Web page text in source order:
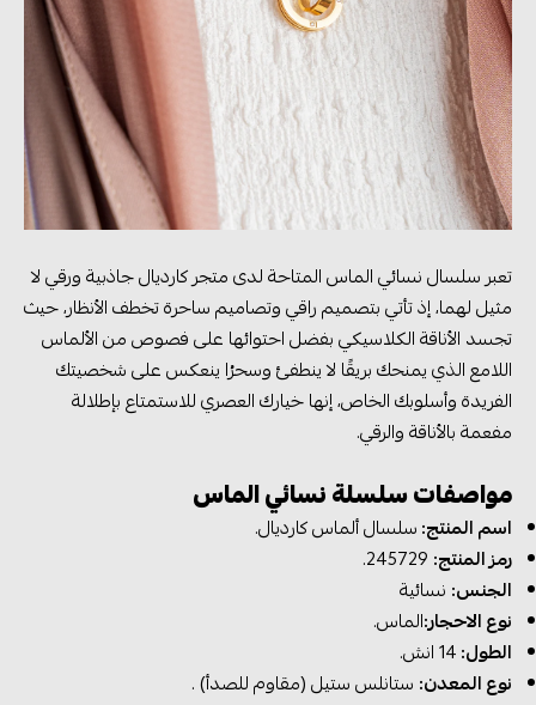
تعبر سلسال نسائي الماس المتاحة لدى متجر كارديال جاذبية ورقي لا
مثيل لهما، إذ تأتي بتصميم راقي وتصاميم ساحرة تخطف الأنظار، حيث
تجسد الأناقة الكلاسيكي بفضل احتوائها على فصوص من الألماس
اللامع الذي يمنحك بريقًا لا ينطفئ وسحرُا ينعكس على شخصيتك
الفريدة وأسلوبك الخاص، إنها خيارك العصري للاستمتاع بإطلالة
مفعمة بالأناقة والرقي.
مواصفات سلسلة نسائي الماس
اسم المنتج:سلسال ألماس كارديال.
رمز المنتج:
الجنس: نسائية
نوع الاحجار:الماس.
الطول:14 انش.
نوع المعدن: ستانلس ستيل (مقاوم للصدأ) .